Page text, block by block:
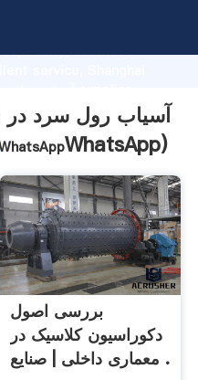
advanced
to all of customers.
WhatsApp)
بررسی اصول
دکوراسیون کلاسیک در
معماری داخلی | صنایع .